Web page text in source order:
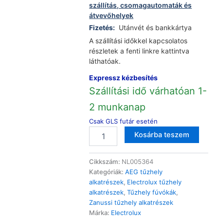
szállítás, csomagautomaták és
átvevőhelyek
Fizetés: Utánvét és bankkártya
A szállítási időkkel kapcsolatos
részletek a fenti linkre kattintva
láthatóak.
Expressz kézbesítés
Szállítási idő várhatóan 1-
2 munkanap
Csak GLS futár esetén
Electrolux
tűzhely
PB
fúvóka
szett
EKG/EKK/ZCG
mennyiség
Kosárba teszem
Cikkszám: NL005364
Kategóriák:AEG tűzhely
alkatrészek, Electrolux tűzhely
alkatrészek,Tűzhely fúvókák,
Zanussi tűzhely alkatrészek
Márka: Electrolux